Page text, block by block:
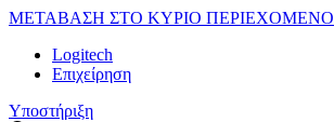
ΜΕΤΑΒΑΣΗ ΣΤΟ ΚΥΡΙΟ ΠΕΡΙΕΧΟΜΕΝΟ
Logitech
Επιχείρηση
Υποστήριξη